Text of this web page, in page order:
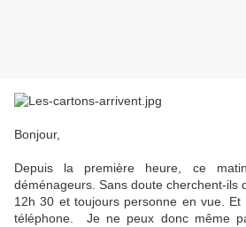
Bonjour,
Depuis la première heure, ce
déménageurs. Sans doute cherchent-ils
12h 30 et toujours personne en vue.
téléphone. Je ne peux donc même